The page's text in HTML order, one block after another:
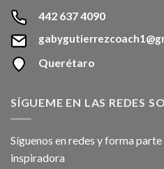
442 637 4090
Querétaro
SÍGUEME EN LAS REDES
Síguenos en redes y forma
inspiradora